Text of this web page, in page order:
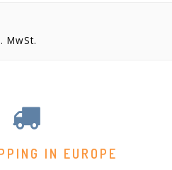
MwSt.
IN EUROPE